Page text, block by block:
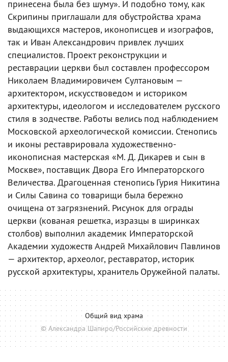
принесена была без шуму». И подобно тому, как
Скрипины приглашали для обустройства храма
выдающихся мастеров, иконописцев и изографов,
так и Иван Александрович привлек лучших
специалистов. Проект реконструкции и
реставрации церкви был составлен профессором
Николаем Владимировичем Султановым —
архитектором, искусствоведом и историком
архитектуры, идеологом и исследователем русского
стиля в зодчестве. Работы велись под наблюдением
Московской археологической комиссии. Стенопись
и иконы реставрировала художественно-
иконописная мастерская «М. Д. Дикарев и сын в
Москве», поставщик Двора Его Императорского
Величества. Драгоценная стенопись Гурия Никитина
и Силы Савина со товарищи была бережно
очищена от загрязнений. Рисунок для ограды
церкви (кованая решетка, изразцы в ширинках
столбов) выполнил академик Императорской
Академии художеств Андрей Михайлович Павлинов
— архитектор, археолог, реставратор, историк
русской архитектуры, хранитель Оружейной палаты.
Общий вид храма
© Александра Шапиро/Российские древности